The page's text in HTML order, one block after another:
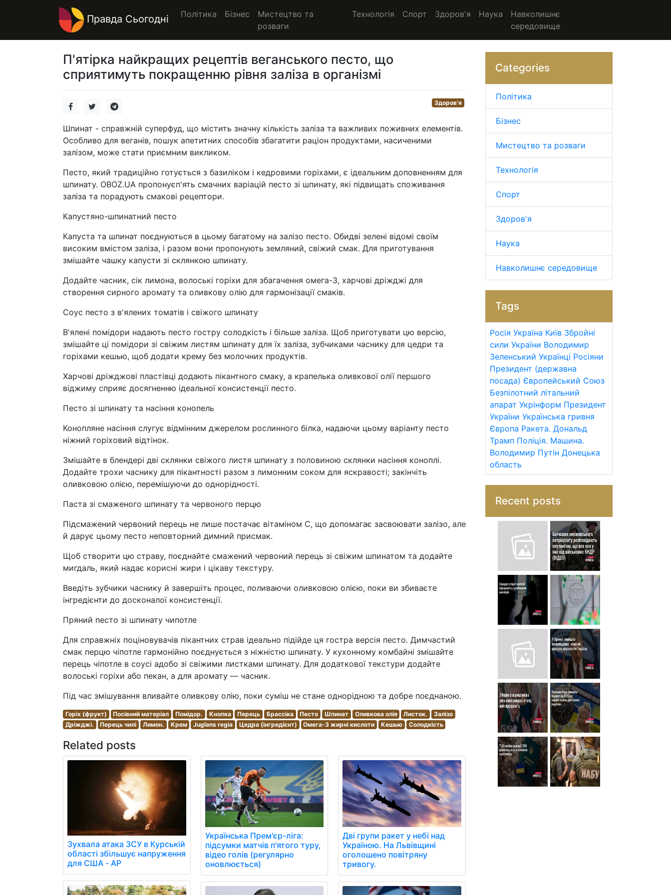
Правда Сьогодні Політика Бізнес
Мистецтво та
розваги
Технологія Спорт Здоров'я Наука
Навколишнє
середовище
П'ятірка найкращих рецептів веганського песто, що
сприятимуть покращенню рівня заліза в організмі
Здоров'я
Шпинат - справжній суперфуд, що містить значну кількість заліза та важливих поживних елементів.
Особливо для веганів, пошук апетитних способів збагатити раціон продуктами, насиченими
залізом, може стати приємним викликом.
Песто, який традиційно готується з базиліком і кедровими горіхами, є ідеальним доповненням для
шпинату. OBOZ.UA пропонуєп'ять смачних варіацій песто зі шпинату, які підвищать споживання
заліза та порадують смакові рецептори.
Капустяно-шпинатний песто
Капуста та шпинат поєднуються в цьому багатому на залізо песто. Обидві зелені відомі своїм
високим вмістом заліза, і разом вони пропонують земляний, свіжий смак. Для приготування
змішайте чашку капусти зі склянкою шпинату.
Додайте часник, сік лимона, волоські горіхи для збагачення омега-3, харчові дріжджі для
створення сирного аромату та оливкову олію для гармонізації смаків.
Соус песто з в'ялених томатів і свіжого шпинату
В'ялені помідори надають песто гостру солодкість і більше заліза. Щоб приготувати цю версію,
змішайте ці помідори зі свіжим листям шпинату для їх заліза, зубчиками часнику для цедри та
горіхами кешью, щоб додати крему без молочних продуктів.
Харчові дріжджові пластівці додають пікантного смаку, а крапелька оливкової олії першого
віджиму сприяє досягненню ідеальної консистенції песто.
Песто зі шпинату та насіння конопель
Конопляне насіння слугує відмінним джерелом рослинного білка, надаючи цьому варіанту песто
ніжний горіховий відтінок.
Змішайте в блендері дві склянки свіжого листя шпинату з половиною склянки насіння коноплі.
Додайте трохи часнику для пікантності разом з лимонним соком для яскравості; закінчіть
оливковою олією, перемішуючи до однорідності.
Паста зі смаженого шпинату та червоного перцю
Підсмажений червоний перець не лише постачає вітаміном С, що допомагає засвоювати залізо, але
й дарує цьому песто неповторний димний присмак.
Щоб створити цю страву, поєднайте смажений червоний перець зі свіжим шпинатом та додайте
мигдаль, який надає корисні жири і цікаву текстуру.
Введіть зубчики часнику й завершіть процес, поливаючи оливковою олією, поки ви збиваєте
інгредієнти до досконалої консистенції.
Пряний песто зі шпинату чипотле
Для справжніх поціновувачів пікантних страв ідеально підійде ця гостра версія песто. Димчастий
смак перцю чіпотле гармонійно поєднується з ніжністю шпинату. У кухонному комбайні змішайте
перець чіпотле в соусі адобо зі свіжими листками шпинату. Для додаткової текстури додайте
волоські горіхи або пекан, а для аромату — часник.
Під час змішування вливайте оливкову олію, поки суміш не стане однорідною та добре поєднаною.
Горіх (фрукт) Посівний матеріал Помідор. Кнопка Перець Брассіка Песто Шпинат Оливкова олія Листок.
Залізо
Дріжджі.
Перець чилі Лимон. Крем Juglans regia Цедра (інгредієнт) Омега-3 жирні кислоти Кешью Солодкість
Related posts
Зухвала атака ЗСУ в Курській
області збільшує напруження
для США - AP
Українська Прем'єр-ліга:
підсумки матчів п'ятого туру,
відео голів (регулярно
оновлюється)
Дві групи ракет у небі над
Україною. На Львівщині
оголошено повітряну
тривогу.
Categories
Політика
Бізнес
Мистецтво та розваги
Технологія
Спорт
Здоров'я
Наука
Навколишнє середовище
Tags
Росія Україна Київ Збройні
сили України Володимир
Зеленський Українці Росіяни
Президент (державна
посада) Європейський Союз
Безпілотний літальний
апарат Укрінформ Президент
України Українська гривня
Європа Ракета. Дональд
Трамп Поліція. Машина.
Володимир Путін Донецька
область
Recent posts